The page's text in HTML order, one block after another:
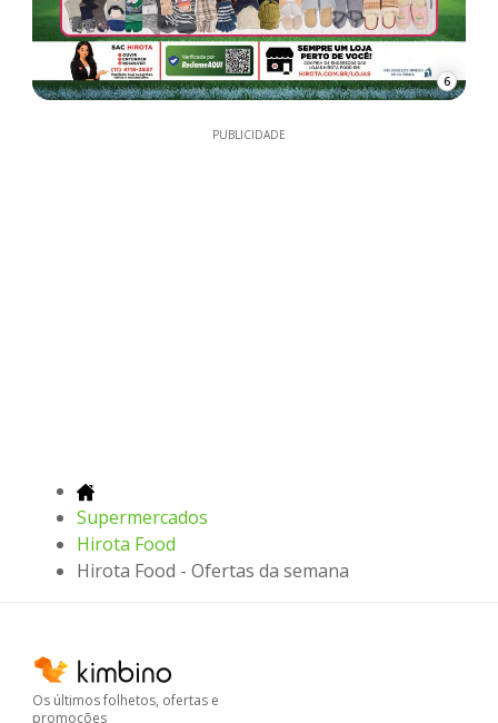
6
PUBLICIDADE
Supermercados
Hirota Food
Hirota Food - Ofertas da semana
Os últimos folhetos, ofertas e
promoções